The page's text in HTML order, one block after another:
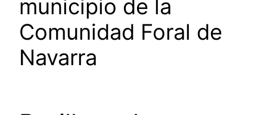
municipio de la
Comunidad Foral de
Navarra